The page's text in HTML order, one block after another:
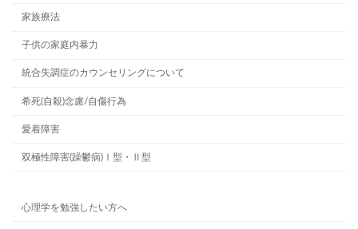
家族療法
子供の家庭内暴力
統合失調症のカウンセリングについて
希死(自殺)念慮/自傷行為
愛着障害
双極性障害(躁鬱病)Ⅰ型・Ⅱ型
心理学を勉強したい方へ